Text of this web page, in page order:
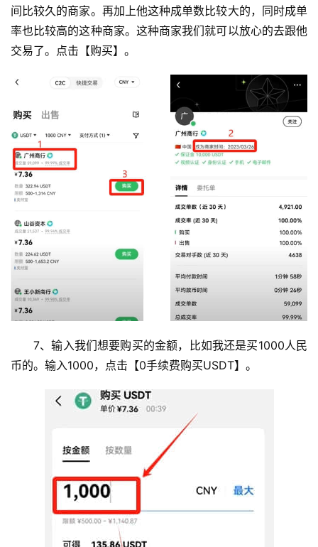
间比较久的商家。再加上他这种成单数比较大的，同时成单
率也比较高的这种商家。这种商家我们就可以放心的去跟他
交易了。点击【购买】。
7、输入我们想要购买的金额，比如我还是买1000人民
币的。输入1000，点击【0手续费购买USDT】。